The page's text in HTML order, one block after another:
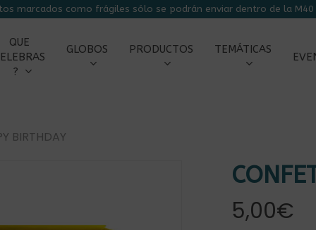
marcados como frágiles sólo se podrán enviar dentro de la M40
QUE
?
GLOBOS PRODUCTOS TEMÁTICAS
BIRTHDAY
5,00€